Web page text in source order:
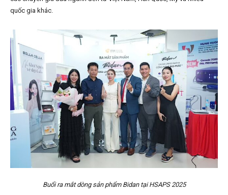
quốc gia khác.
Buổi ra mắt dòng sản phẩm Bidan tại HSAPS 2025